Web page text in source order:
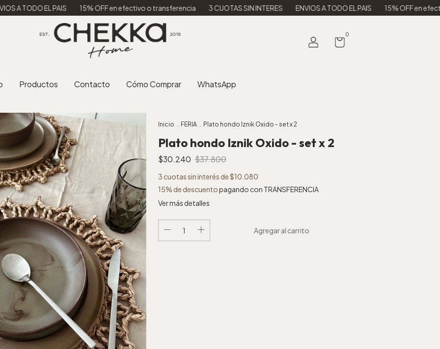
EL PAIS 15% OFF en efectivo o transferencia 3 CUOTAS SIN INTERES ENVIOS A TODO EL PAIS 15% OFF en efectivo o
0
Productos Contacto Cómo Comprar WhatsApp
Inicio FERIA Plato hondo Iznik Oxido - set x 2
Plato hondo Iznik Oxido - set x 2
$30.240 $37.800
3 cuotas sin interés de$10.080
15% de descuentopagando con TRANSFERENCIA
Ver más detalles